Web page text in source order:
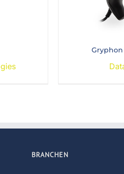
Gryphon
BRANCHEN